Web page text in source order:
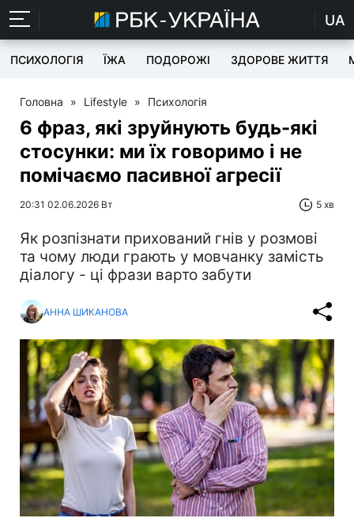
UA
ПСИХОЛОГІЯ ЇЖА ПОДОРОЖІ ЗДОРОВЕ ЖИТТЯ
Головна » Lifestyle » Психологія
6 фраз, які зруйнують будь-які
стосунки: ми їх говоримо і не
помічаємо пасивної агресії
20:31 02.06.2026 Вт 5 хв
Як розпізнати прихований гнів у розмові
та чому люди грають у мовчанку замість
діалогу - ці фрази варто забути
АННА ШИКАНОВА